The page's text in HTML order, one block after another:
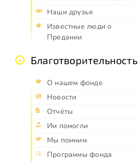
Наши друзья
Известные люди о
Предании
Благотворительность
О нашем фонде
Новости
Отчёты
Им помогли
Мы помним
Программы фонда